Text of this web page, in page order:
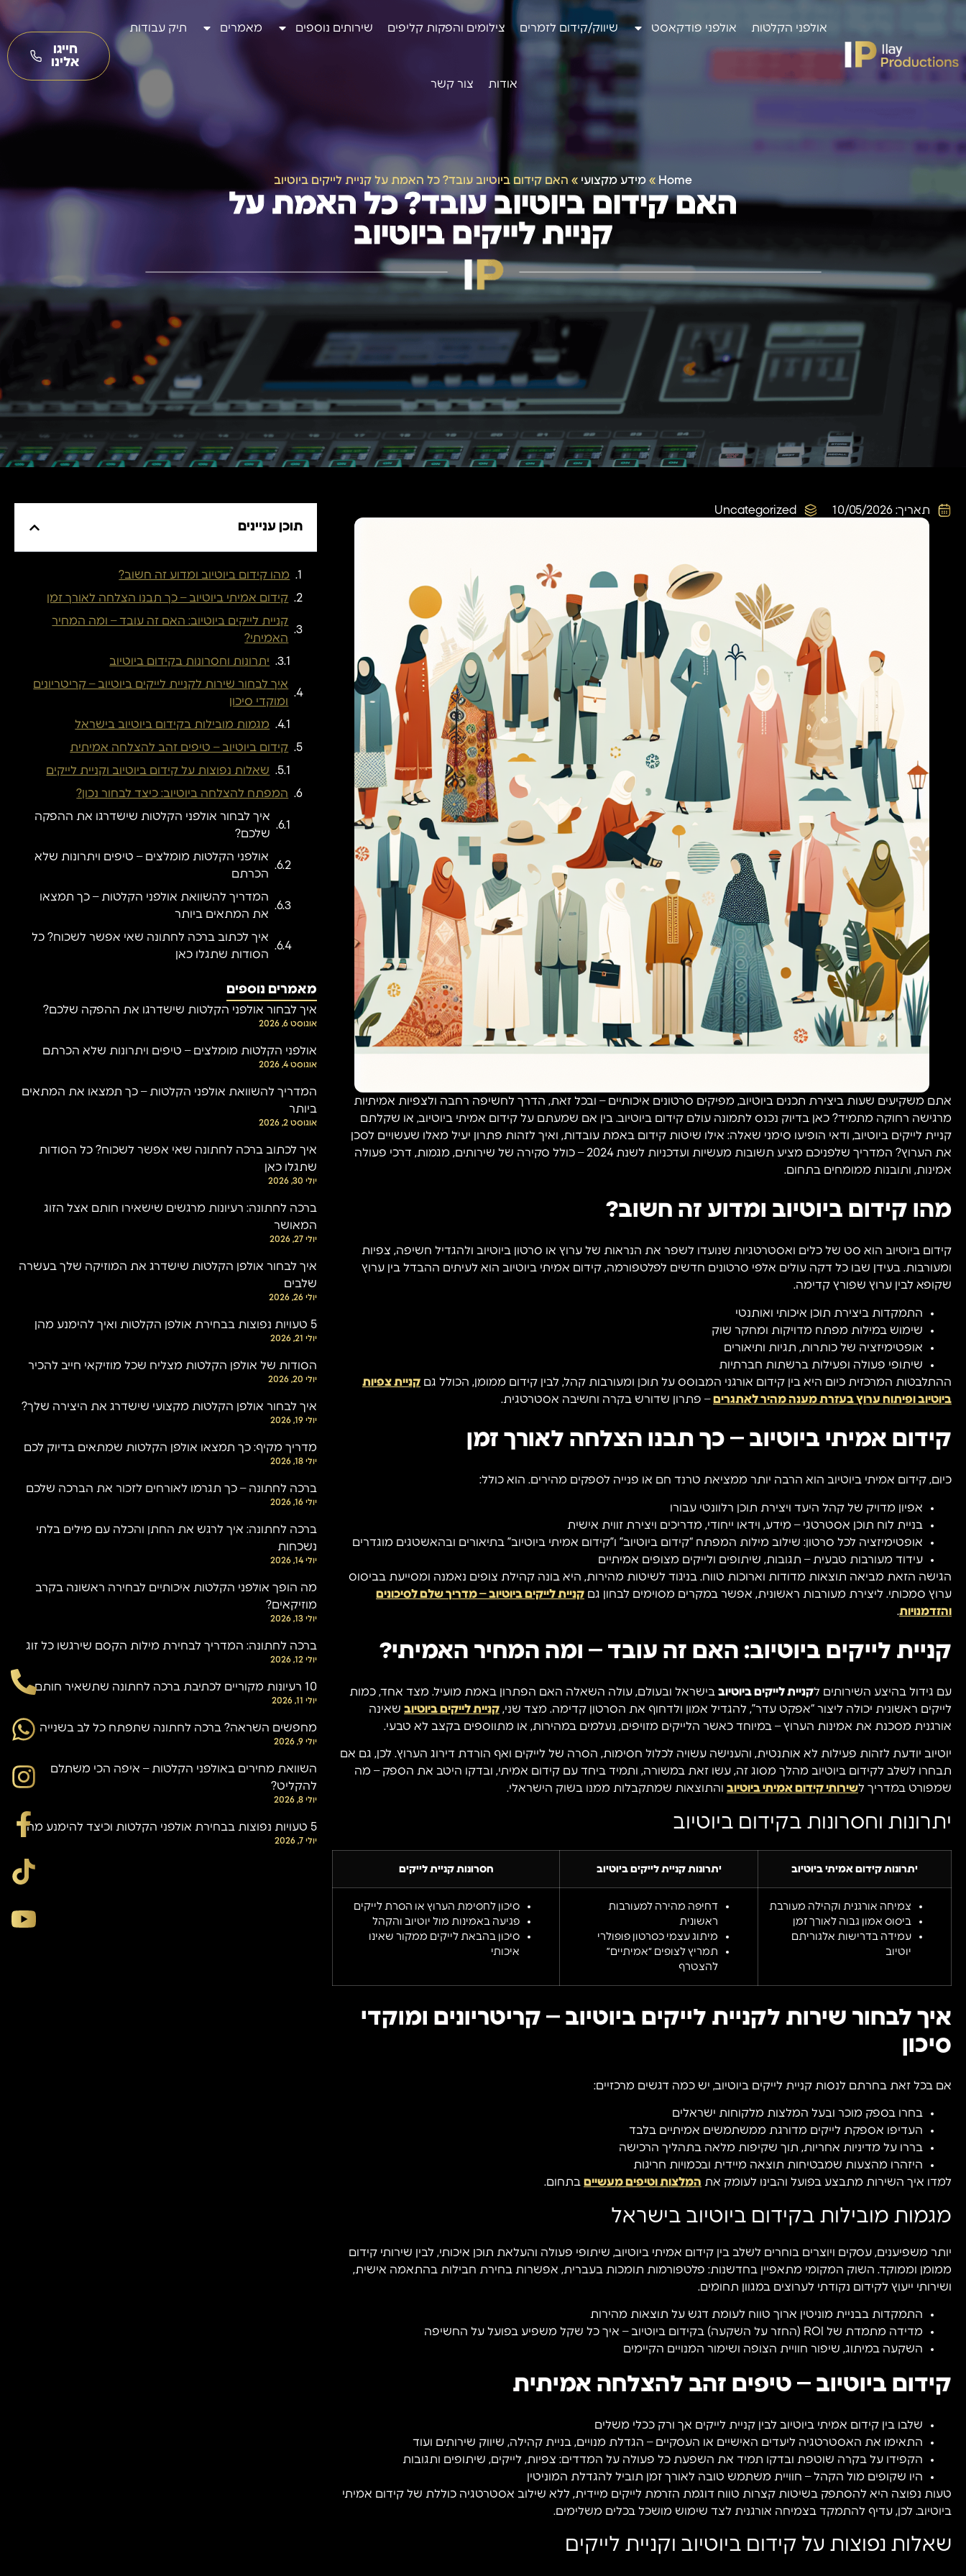
אולפני הקלטות אולפני פודקאסט שיווק/קידום לזמרים צילומים והפקות קליפים שירותים נוספים מאמרים תיק עבודות
אודות צור קשר
חייגו
אלינו
Home
» מידע מקצועי » האם קידום ביוטיוב עובד? כל האמת על קניית לייקים ביוטיוב
האם קידום ביוטיוב עובד? כל האמת על
קניית לייקים ביוטיוב
תאריך: 10/05/2026
Uncategorized
אתם משקיעים שעות ביצירת תכנים ביוטיוב, מפיקים סרטונים איכותיים – ובכל זאת, הדרך לחשיפה רחבה ולצפיות אמיתיות
מרגישה רחוקה מתמיד? כאן בדיוק נכנס לתמונה עולם קידום ביוטיוב. בין אם שמעתם על קידום אמיתי ביוטיוב, או שקלתם
קניית לייקים ביוטיוב, ודאי הופיעו סימני שאלה: אילו שיטות קידום באמת עובדות, ואיך לזהות פתרון יעיל מאלו שעשויים לסכן
את הערוץ? המדריך שלפניכם מציע תשובות מעשיות ועדכניות לשנת 2024 – כולל סקירה של שירותים, מגמות, דרכי פעולה
אמינות, ותובנות ממומחים בתחום.
מהו קידום ביוטיוב ומדוע זה חשוב?
קידום ביוטיוב הוא סט של כלים ואסטרטגיות שנועדו לשפר את הנראות של ערוץ או סרטון ביוטיוב ולהגדיל חשיפה, צפיות
ומעורבות. בעידן שבו כל דקה עולים אלפי סרטונים חדשים לפלטפורמה, קידום אמיתי ביוטיוב הוא לעיתים ההבדל בין ערוץ
שקופא לבין ערוץ שפורץ קדימה.
התמקדות ביצירת תוכן איכותי ואותנטי
שימוש במילות מפתח מדויקות ומחקר שוק
אופטימיזציה של כותרות, תגיות ותיאורים
שיתופי פעולה ופעילות ברשתות חברתיות
ההתלבטות המרכזית כיום היא בין קידום אורגני המבוסס על תוכן ומעורבות קהל, לבין קידום ממומן, הכולל גם קניית צפיות
ביוטיוב ופיתוח ערוץ בעזרת מענה מהיר לאתגרים– פתרון שדורש בקרה וחשיבה אסטרטגית.
קידום אמיתי ביוטיוב – כך תבנו הצלחה לאורך זמן
כיום, קידום אמיתי ביוטיוב הוא הרבה יותר ממציאת טרנד חם או פנייה לספקים מהירים. הוא כולל:
אפיון מדויק של קהל היעד ויצירת תוכן רלוונטי עבורו
בניית לוח תוכן אסטרטגי – מידע, וידאו ייחודי, מדריכים ויצירת זווית אישית
אופטימיזציה לכל סרטון: שילוב מילות המפתח “קידום ביוטיוב” ו”קידום אמיתי ביוטיוב” בתיאורים ובהאשטגים מוגדרים
עידוד מעורבות טבעית – תגובות, שיתופים ולייקים מצופים אמיתיים
הגישה הזאת מביאה תוצאות מדודות וארוכות טווח. בניגוד לשיטות מהירות, היא בונה קהילת צופים נאמנה ומסייעת בביסוס
ערוץ סמכותי. ליצירת מעורבות ראשונית, אפשר במקרים מסוימים לבחון גם קניית לייקים ביוטיוב – מדריך שלם לסיכונים
והזדמנויות.
קניית לייקים ביוטיוב: האם זה עובד – ומה המחיר האמיתי?
עם גידול בהיצע השירותים לקניית לייקים ביוטיוב בישראל ובעולם, עולה השאלה האם הפתרון באמת מועיל. מצד אחד, כמות
לייקים ראשונית יכולה ליצור “אפקט עדר”, להגדיל אמון ולדחוף את הסרטון קדימה. מצד שני, קניית לייקים ביוטיוב שאינה
אורגנית מסכנת את אמינות הערוץ – במיוחד כאשר הלייקים מזויפים, נעלמים במהירות, או מתווספים בקצב לא טבעי.
יוטיוב יודעת לזהות פעילות לא אותנטית, והענישה עשויה לכלול חסימות, הסרה של לייקים ואף הורדת דירוג הערוץ. לכן, גם אם
תבחרו לשלב לקידום ביוטיוב מהלך מסוג זה, עשו זאת במשורה, ותמיד ביחד עם קידום אמיתי, ובדקו היטב את הספק – מה
שמפורט במדריך לשירותי קידום אמיתי ביוטיוב והתוצאות שמתקבלות ממנו בשוק הישראלי.
יתרונות וחסרונות בקידום ביוטיוב
יתרונות קידום אמיתי ביוטיוב יתרונות קניית לייקים ביוטיוב חסרונות קניית לייקים
צמיחה אורגנית וקהילה מעורבת
ביסוס אמון גבוה לאורך זמן
עמידה בדרישות אלגוריתם
יוטיוב
דחיפה מהירה למעורבות
ראשונית
מיתוג עצמי כסרטון פופולרי
תמריץ לצופים “אמיתיים”
להצטרף
סיכון לחסימת הערוץ או הסרת לייקים
פגיעה באמינות מול יוטיוב והקהל
סיכון בהבאת לייקים ממקור שאינו
איכותי
איך לבחור שירות לקניית לייקים ביוטיוב – קריטריונים ומוקדי
סיכון
אם בכל זאת בחרתם לנסות קניית לייקים ביוטיוב, יש כמה דגשים מרכזיים:
בחרו בספק מוכר ובעל המלצות מלקוחות ישראלים
העדיפו אספקת לייקים מדורגת ממשתמשים אמיתיים בלבד
בררו על מדיניות אחריות, תוך שקיפות מלאה בתהליך הרכישה
היזהרו מהצעות שמבטיחות תוצאה מיידית ובכמויות חריגות
למדו איך השירות מתבצע בפועל והבינו לעומק את המלצות וטיפים מעשיים בתחום.
מגמות מובילות בקידום ביוטיוב בישראל
יותר משפיענים, עסקים ויוצרים בוחרים לשלב בין קידום אמיתי ביוטיוב, שיתופי פעולה והעלאת תוכן איכותי, לבין שירותי קידום
ממומן וממוקד. השוק המקומי מתאפיין בחדשנות: פלטפורמות תומכות בעברית, אפשרות בחירת חבילות בהתאמה אישית,
ושירותי ייעוץ לקידום נקודתי לערוצים במגוון תחומים.
התמקדות בבניית מוניטין ארוך טווח לעומת דגש על תוצאות מהירות
מדידה מתמדת של ROI (החזר על השקעה) בקידום ביוטיוב – איך כל שקל משפיע בפועל על החשיפה
השקעה במיתוג, שיפור חוויית הצופה ושימור המנויים הקיימים
קידום ביוטיוב – טיפים זהב להצלחה אמיתית
שלבו בין קידום אמיתי ביוטיוב לבין קניית לייקים אך ורק ככלי משלים
התאימו את האסטרטגיה ליעדים האישיים או העסקיים – הגדלת מנויים, בניית קהילה, שיווק שירותים ועוד
הקפידו על בקרה שוטפת ובדקו תמיד את השפעת כל פעולה על המדדים: צפיות, לייקים, שיתופים ותגובות
היו שקופים מול הקהל – חוויית משתמש טובה לאורך זמן תוביל להגדלת המוניטין
טעות נפוצה היא להסתפק בשיטות קצרות טווח דוגמת הזרמת לייקים מיידית, ללא שילוב אסטרטגיה כוללת של קידום אמיתי
ביוטיוב. לכן, עדיף להתמקד בצמיחה אורגנית לצד שימוש מושכל בכלים משלימים.
שאלות נפוצות על קידום ביוטיוב וקניית לייקים
תוכן עניינים
מהו קידום ביוטיוב ומדוע זה חשוב?
קידום אמיתי ביוטיוב – כך תבנו הצלחה לאורך זמן
קניית לייקים ביוטיוב: האם זה עובד – ומה המחיר
האמיתי?
יתרונות וחסרונות בקידום ביוטיוב
איך לבחור שירות לקניית לייקים ביוטיוב – קריטריונים
ומוקדי סיכון
מגמות מובילות בקידום ביוטיוב בישראל
קידום ביוטיוב – טיפים זהב להצלחה אמיתית
שאלות נפוצות על קידום ביוטיוב וקניית לייקים
המפתח להצלחה ביוטיוב: כיצד לבחור נכון?
איך לבחור אולפני הקלטות שישדרגו את ההפקה
שלכם?
אולפני הקלטות מומלצים – טיפים ויתרונות שלא
הכרתם
המדריך להשוואת אולפני הקלטות – כך תמצאו
את המתאים ביותר
איך לכתוב ברכה לחתונה שאי אפשר לשכוח? כל
הסודות שתגלו כאן
מאמרים נוספים
איך לבחור אולפני הקלטות שישדרגו את ההפקה שלכם?
אוגוסט 6, 2026
אולפני הקלטות מומלצים – טיפים ויתרונות שלא הכרתם
אוגוסט 4, 2026
המדריך להשוואת אולפני הקלטות – כך תמצאו את המתאים
ביותר
אוגוסט 2, 2026
איך לכתוב ברכה לחתונה שאי אפשר לשכוח? כל הסודות
שתגלו כאן
יולי 30, 2026
ברכה לחתונה: רעיונות מרגשים שישאירו חותם אצל הזוג
המאושר
יולי 27, 2026
איך לבחור אולפן הקלטות שישדרג את המוזיקה שלך בעשרה
שלבים
יולי 26, 2026
5 טעויות נפוצות בבחירת אולפן הקלטות ואיך להימנע מהן
יולי 21, 2026
הסודות של אולפן הקלטות מצליח שכל מוזיקאי חייב להכיר
יולי 20, 2026
איך לבחור אולפן הקלטות מקצועי שישדרג את היצירה שלך?
יולי 19, 2026
מדריך מקיף: כך תמצאו אולפן הקלטות שמתאים בדיוק לכם
יולי 18, 2026
ברכה לחתונה – כך תגרמו לאורחים לזכור את הברכה שלכם
יולי 16, 2026
ברכה לחתונה: איך לרגש את החתן והכלה עם מילים בלתי
נשכחות
יולי 14, 2026
מה הופך אולפני הקלטות איכותיים לבחירה ראשונה בקרב
מוזיקאים?
יולי 13, 2026
ברכה לחתונה: המדריך לבחירת מילות הקסם שירגשו כל זוג
יולי 12, 2026
10 רעיונות מקוריים לכתיבת ברכה לחתונה שתשאיר חותם
יולי 11, 2026
מחפשים השראה? ברכה לחתונה שתפתח כל לב בשנייה
יולי 9, 2026
השוואת מחירים באולפני הקלטות – איפה הכי משתלם
להקליט?
יולי 8, 2026
5 טעויות נפוצות בבחירת אולפני הקלטות וכיצד להימנע מהן
יולי 7, 2026